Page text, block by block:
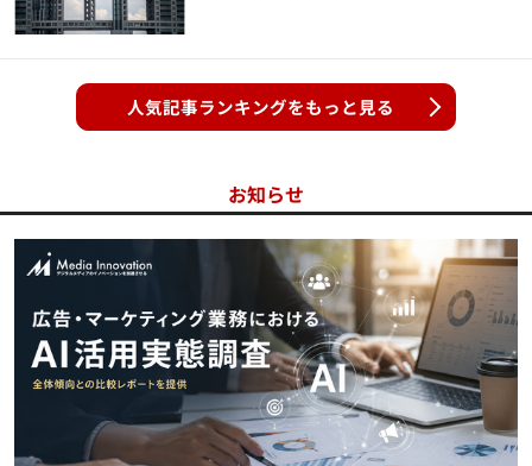
人気記事ランキングをもっと見る
お知らせ